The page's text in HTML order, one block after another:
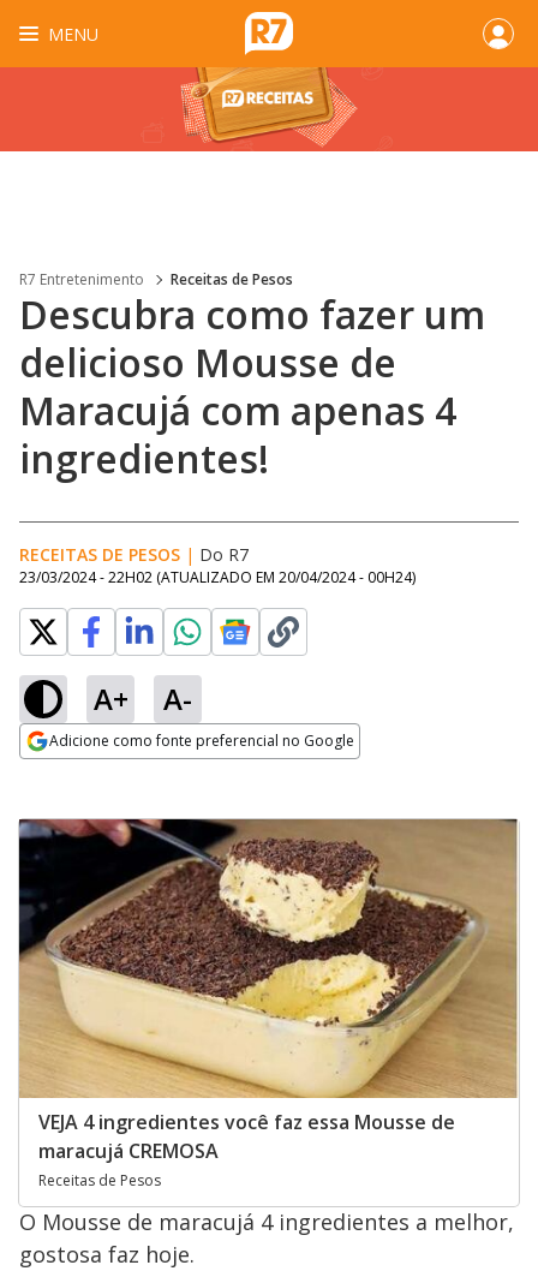
MENU
R7 Entretenimento Receitas de Pesos
Descubra como fazer um
delicioso Mousse de
Maracujá com apenas 4
ingredientes!
RECEITAS DE PESOS | Do R7
23/03/2024 - 22H02 (ATUALIZADO EM 20/04/2024 - 00H24)
A+ A-
Adicione como fonte preferencial no Google
VEJA 4 ingredientes você faz essa Mousse de
maracujá CREMOSA
Receitas de Pesos
O Mousse de maracujá 4 ingredientes a melhor,
gostosa faz hoje.